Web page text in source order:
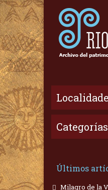
Categorías
Últimos
Milagro de la